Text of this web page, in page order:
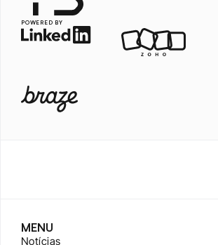
POWERED BY
MENU
Notícias